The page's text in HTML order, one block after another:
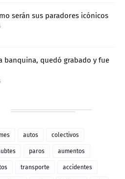
serán sus paradores icónicos
banquina, quedó grabado y fue
autos colectivos
paros aumentos
transporte accidentes